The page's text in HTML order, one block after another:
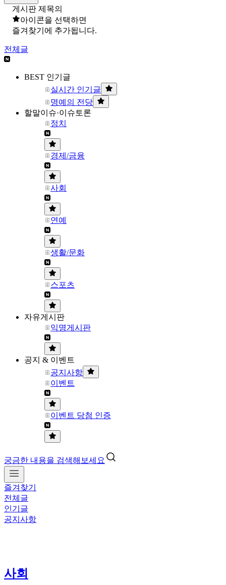
게시판 제목의
아이콘을 선택하면
즐겨찾기에 추가됩니다.
전체글
BEST 인기글
실시간 인기글
명예의 전당
할말이슈·이슈토론
정치
경제/금융
사회
연예
생활/문화
스포츠
자유게시판
익명게시판
공지 & 이벤트
공지사항
이벤트
이벤트 당첨 인증
궁금한 내용을 검색해보세요
즐겨찾기
전체글
인기글
공지사항
사회